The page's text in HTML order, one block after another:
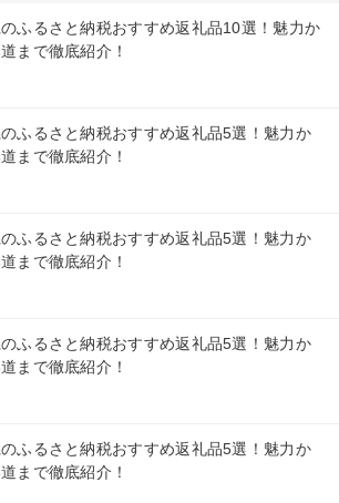
ふるさと納税おすすめ返礼品10選！魅力か
まで徹底紹介！
ふるさと納税おすすめ返礼品5選！魅力か
まで徹底紹介！
ふるさと納税おすすめ返礼品5選！魅力か
まで徹底紹介！
ふるさと納税おすすめ返礼品5選！魅力か
まで徹底紹介！
ふるさと納税おすすめ返礼品5選！魅力か
まで徹底紹介！